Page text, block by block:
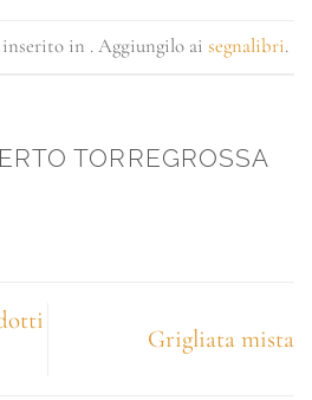
in . Aggiungilo ai segnalibri.
TORREGROSSA
Grigliata mista